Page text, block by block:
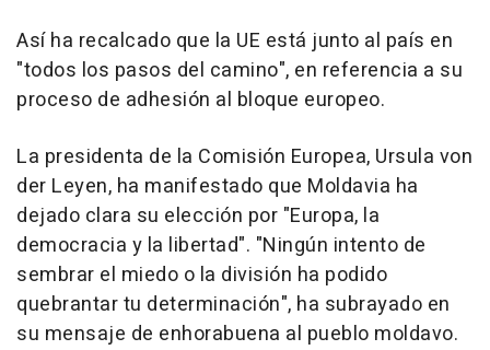
Así ha recalcado que la UE está junto al país en
"todos los pasos del camino", en referencia a su
proceso de adhesión al bloque europeo.
La presidenta de la Comisión Europea, Ursula von
der Leyen, ha manifestado que Moldavia ha
dejado clara su elección por "Europa, la
democracia y la libertad". "Ningún intento de
sembrar el miedo o la división ha podido
quebrantar tu determinación", ha subrayado en
su mensaje de enhorabuena al pueblo moldavo.